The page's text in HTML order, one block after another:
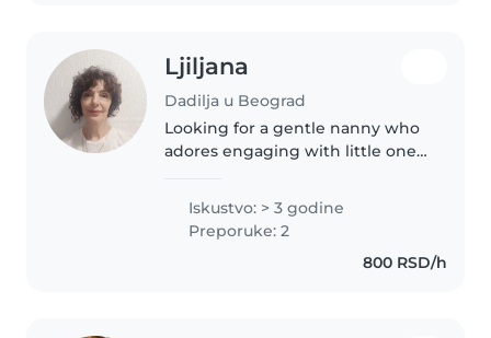
Ljiljana
Dadilja u Beograd
Looking for a gentle nanny who
adores engaging with little ones
Playful games and gentle care
bring joy to my experience—
ready to nurture your little ones..
Iskustvo: > 3 godine
Preporuke: 2
800 RSD/h